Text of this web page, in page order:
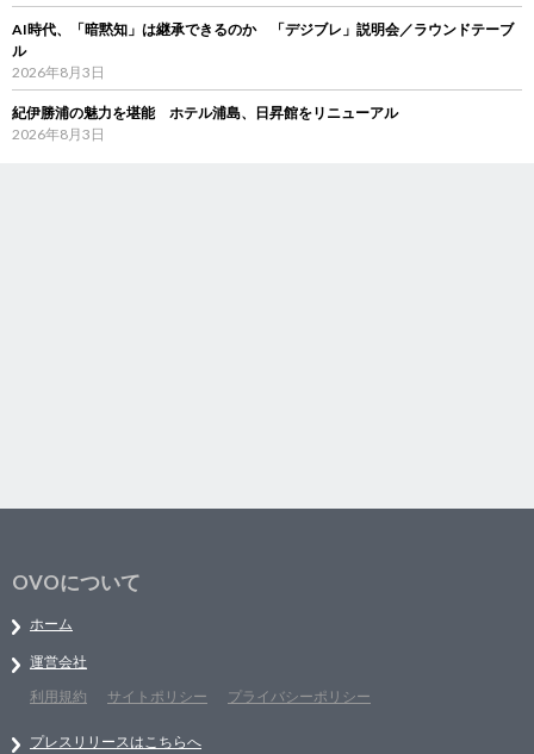
AI時代、「暗黙知」は継承できるのか 「デジブレ」説明会／ラウンドテーブ
ル
2026年8月3日
紀伊勝浦の魅力を堪能 ホテル浦島、日昇館をリニューアル
2026年8月3日
OVOについて
ホーム
運営会社
利用規約
サイトポリシー プライバシーポリシー
プレスリリースはこちらへ